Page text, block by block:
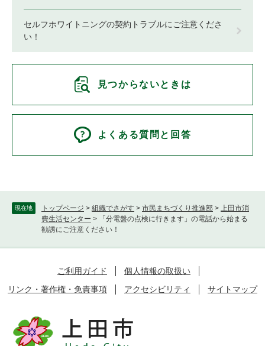
現在地 トップページ > 組織でさがす > 市民まちづくり推進部 > 上田市消
費生活センター >
「分電盤の点検に行きます」の電話から始まる
勧誘にご注意ください！
セルフホワイトニングの契約トラブルにご注意くださ
い！
見つからないときは
よくある質問と回答
ご利用ガイド
個人情報の取扱い
リンク・著作権・免責事項
アクセシビリティ サイトマップ